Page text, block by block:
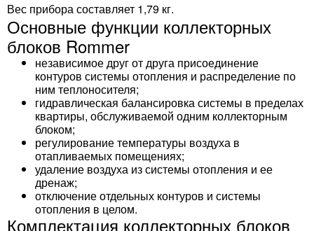
Вес прибора составляет 1,79 кг.
Основные функции коллекторных
блоков Rommer
независимое друг от друга присоединение
контуров системы отопления и распределение по
ним теплоносителя;
гидравлическая балансировка системы в пределах
квартиры, обслуживаемой одним коллекторным
блоком;
регулирование температуры воздуха в
отапливаемых помещениях;
удаление воздуха из системы отопления и ее
дренаж;
отключение отдельных контуров и системы
отопления в целом.
Комплектация коллекторных блоков